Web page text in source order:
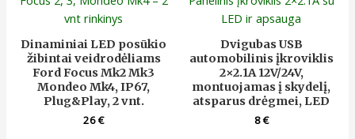
Dinaminiai LED posūkio
žibintai veidrodėliams
Ford Focus Mk2 Mk3
Mondeo Mk4, IP67,
Plug&Play, 2 vnt.
26€
Dvigubas USB
automobilinis įkroviklis
2×2.1A 12V/24V,
montuojamas į skydelį,
atsparus drėgmei, LED
8€